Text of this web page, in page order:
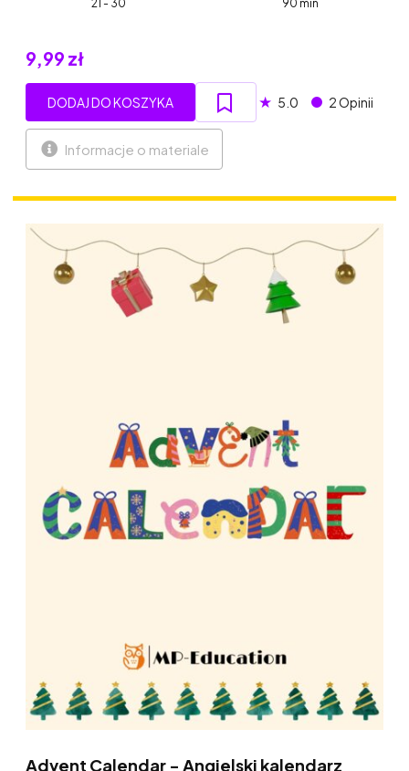
21 - 30 90 min
9,99 zł
DODAJ DO KOSZYKA ★ 5.0 2 Opinii
Informacje o materiale
Advent Calendar - Angielski kalendarz